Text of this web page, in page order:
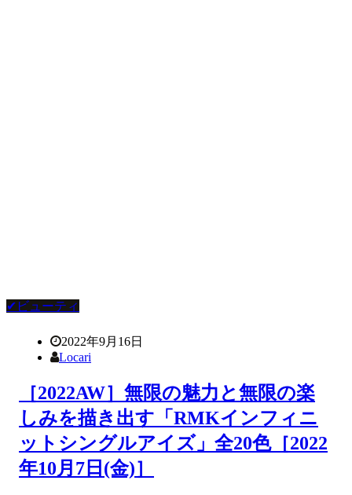
✔ビューティ
2022年9月16日
Locari
［2022AW］無限の魅力と無限の楽
しみを描き出す「RMKインフィニ
ットシングルアイズ」全20色［2022
年10月7日(金)］